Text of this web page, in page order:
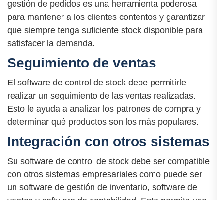
gestión de pedidos es una herramienta poderosa
para mantener a los clientes contentos y garantizar
que siempre tenga suficiente stock disponible para
satisfacer la demanda.
Seguimiento de ventas
El software de control de stock debe permitirle
realizar un seguimiento de las ventas realizadas.
Esto le ayuda a analizar los patrones de compra y
determinar qué productos son los más populares.
Integración con otros sistemas
Su software de control de stock debe ser compatible
con otros sistemas empresariales como puede ser
un software de gestión de inventario, software de